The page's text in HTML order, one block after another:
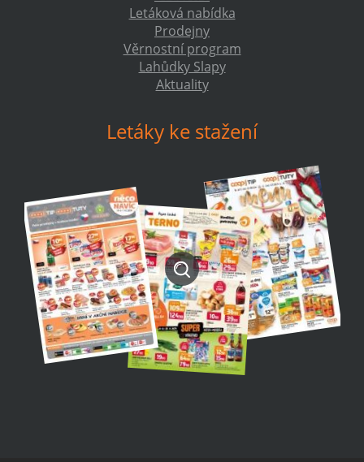
Letáková nabídka
Prodejny
Věrnostní program
Lahůdky Slapy
Aktuality
Letáky ke stažení